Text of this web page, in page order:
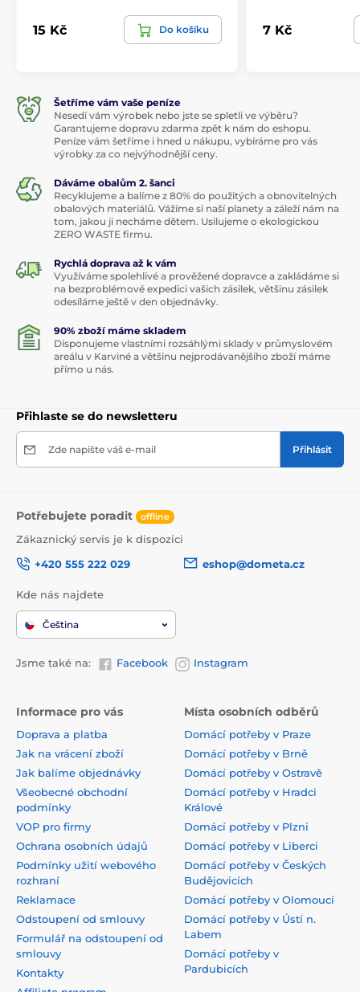
15 Kč Do košíku 7 Kč
Šetříme vám vaše peníze
Nesedí vám výrobek nebo jste se spletli ve výběru?
Garantujeme dopravu zdarma zpět k nám do eshopu.
Peníze vám šetříme i hned u nákupu, vybíráme pro vás
výrobky za co nejvýhodnější ceny.
Dáváme obalům 2. šanci
Recyklujeme a balíme z 80% do použitých a obnovitelných
obalových materiálů. Vážíme si naší planety a záleží nám na
tom, jakou ji necháme dětem. Usilujeme o ekologickou
ZERO WASTE firmu.
Rychlá doprava až k vám
Využíváme spolehlivé a prověžené dopravce a zakládáme si
na bezproblémové expedici vašich zásilek, většinu zásilek
odesíláme ještě v den objednávky.
90% zboží máme skladem
Disponujeme vlastními rozsáhlými sklady v průmyslovém
areálu v Karviné a většinu nejprodávanějšího zboží máme
přímo u nás.
Přihlaste se do newsletteru
Zde napište váš e-mail Přihlásit
Potřebujete poradit offline
Zákaznický servis je k dispozici
+420 555 222 029
eshop@dometa.cz
Kde nás najdete
Čeština
Jsme také na: Facebook Instagram
Informace pro vás
Doprava a platba
Jak na vrácení zboží
Jak balíme objednávky
Všeobecné obchodní
podmínky
VOP pro firmy
Ochrana osobních údajů
Podmínky užití webového
rozhraní
Reklamace
Odstoupení od smlouvy
Formulář na odstoupení od
smlouvy
Kontakty
Místa osobních odběrů
Domácí potřeby v Praze
Domácí potřeby v Brně
Domácí potřeby v Ostravě
Domácí potřeby v Hradci
Králové
Domácí potřeby v Plzni
Domácí potřeby v Liberci
Domácí potřeby v Českých
Budějovicích
Domácí potřeby v Olomoucí
Domácí potřeby v Ústí n.
Labem
Domácí potřeby v
Pardubicích